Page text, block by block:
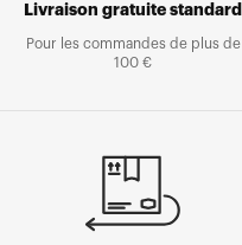
Livraison gratuite standard
Pour les commandes de plus de
100 €